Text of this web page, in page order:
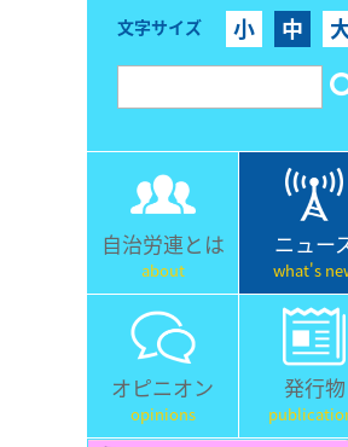
文字サイズ 小 中
自治労連とは
about
ニュー
what's
オピニオン
opinions
発行物